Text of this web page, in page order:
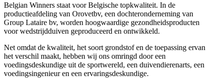
Belgian Winners staat voor Belgische topkwaliteit. In de
productieafdeling van Orovetbv, een dochteronderneming van
Group Lataire bv, worden hoogwaardige gezondheidsproducten
voor wedstrijdduiven geproduceerd en ontwikkeld.
Net omdat de kwaliteit, het soort grondstof en de toepassing ervan
het verschil maakt, hebben wij ons omringd door een
voedingsdeskundige uit de sportwereld, een duivendierenarts, een
voedingsingenieur en een ervaringsdeskundige.